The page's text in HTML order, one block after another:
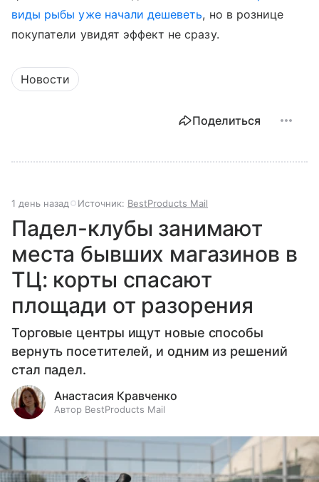
виды рыбы уже начали дешеветь, но в рознице
покупатели увидят эффект не сразу.
Новости
Поделиться
1 день назад Источник: BestProducts Mail
Падел-клубы занимают
места бывших магазинов в
ТЦ: корты спасают
площади от разорения
Торговые центры ищут новые способы
вернуть посетителей, и одним из решений
стал падел.
Анастасия Кравченко
Автор BestProducts Mail